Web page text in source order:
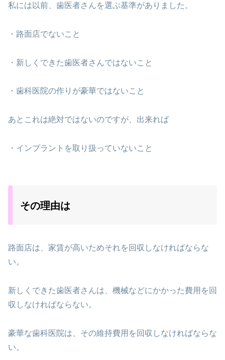
私には以前、歯医者さんを選ぶ基準がありました。
・路面店でないこと
・新しくできた歯医者さんではないこと
・歯科医院の作りが豪華ではないこと
あとこれは絶対ではないのですが、出来れば
・インプラントを取り扱っていないこと
その理由は
路面店は、家賃が高いためそれを回収しなければならな
い。
新しくできた歯医者さんは、機械などにかかった費用を回
収しなければならない。
豪華な歯科医院は、その維持費用を回収しなければならな
い。